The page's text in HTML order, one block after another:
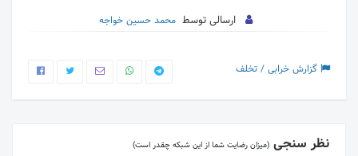
ارسالی توسط محمد حسین خواجه
گزارش خرابی / تخلف
نظر سنجی (میزان رضایت شما از این شبکه چقدر است)